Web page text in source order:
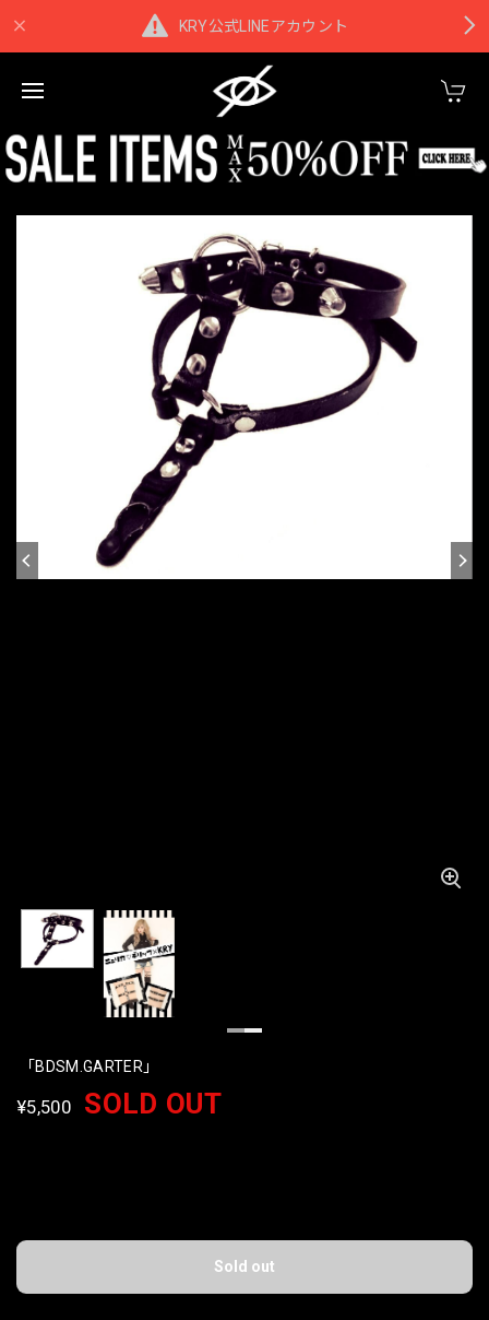
KRY公式LINEアカウント
「BDSM.GARTER」
¥5,500 SOLD OUT
Sold out